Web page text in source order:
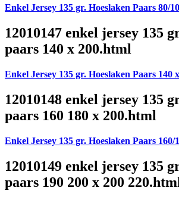
Enkel Jersey 135 gr. Hoeslaken Paars 80/
12010147 enkel jersey 135
paars 140 x 200.html
Enkel Jersey 135 gr. Hoeslaken Paars 140
12010148 enkel jersey 135
paars 160 180 x 200.html
Enkel Jersey 135 gr. Hoeslaken Paars 160/
12010149 enkel jersey 135
paars 190 200 x 200